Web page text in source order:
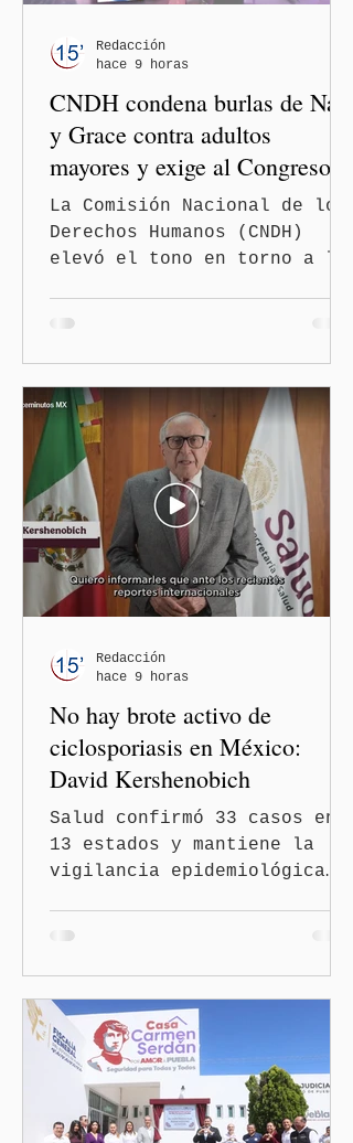
CNDH condena burlas de Nay
y Grace contra adultos
mayores y exige al Congreso
frenar discursos
discriminatorios
La Comisión Nacional de los
Derechos Humanos (CNDH)
elevó el tono en torno a la
Bojalil y Elvia Graciela
"Grace" Palomares Ramírez,
al considerar que los
comentarios que emitieron
en el podcast "DesCasadas"
contra las personas adultas
mayores no pueden
justificarse como una
simple opinión o una broma.
Redacción
hace 9 horas
No hay brote activo de
ciclosporiasis en México:
David Kershenobich
Salud confirmó 33 casos en
13 estados y mantiene la
vigilancia epidemiológica
Kershenobich Stalnikowitz,
aseguró que en México no
existe un brote activo de
ciclosporiasis, luego de
los recientes reportes de
casos en Estados Unidos y
de viajeros del Reino Unido
Redacción
hace 9 horas